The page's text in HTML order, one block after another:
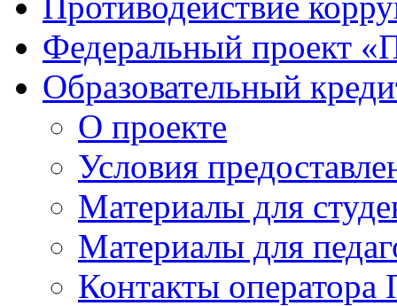
Федеральный проект
Образовательный
О проекте
Условия
Материалы для
Материалы для
Контакты оператора